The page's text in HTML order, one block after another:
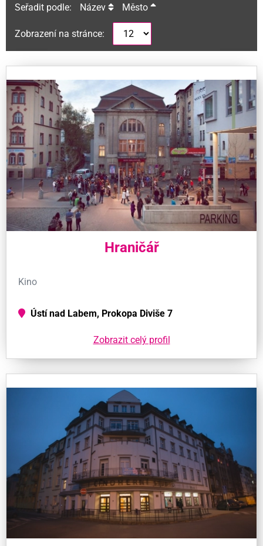
Seřadit podle: Název Město
Zobrazení na stránce:
Hraničář
Kino
Ústí nad Labem, Prokopa Diviše 7
Zobrazit celý profil